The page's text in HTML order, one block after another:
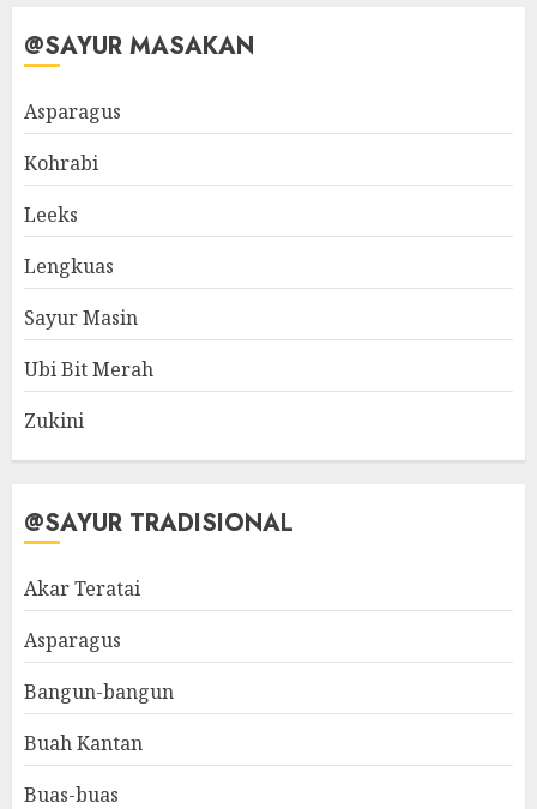
@SAYUR MASAKAN
Asparagus
Kohrabi
Leeks
Lengkuas
Sayur Masin
Ubi Bit Merah
Zukini
@SAYUR TRADISIONAL
Akar Teratai
Asparagus
Bangun-bangun
Buah Kantan
Buas-buas